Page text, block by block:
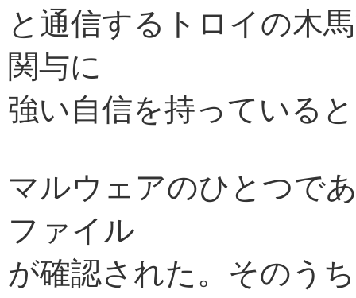
と通信するトロイの木
関与に
強い自信を持っている
マルウェアのひとつで
ファイル
が確認された。そのう